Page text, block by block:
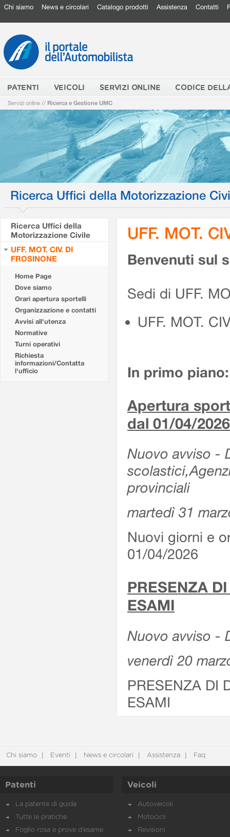
Chi siamo News e circolari Catalogo prodotti Assistenza Contatti
PATENTI VEICOLI SERVIZI ONLINE CODICE
Servizi online // Ricerca e Gestione UMC
Ricerca Uffici della Motorizzazione
Ricerca Uffici della
Motorizzazione Civile
UFF. MOT. CIV. DI
FROSINONE
Home Page
Dove siamo
Orari apertura sportelli
Organizzazione e contatti
Avvisi all'utenza
Normative
Turni operativi
Richiesta
informazioni/Contatta
l'ufficio
UFF. MOT.
Benvenuti sul
Sedi di UFF.
UFF. MOT.
In primo piano:
Apertura
dal 01/04/2026
Nuovo avviso -
provinciali
martedì 31
Nuovi giorni e
01/04/2026
PRESENZA
ESAMI
Nuovo avviso -
venerdì 20
PRESENZA DI
ESAMI
Chi siamo Eventi News e circolari Assistenza Faq
Patenti
La patente di guida
Tutte le pratiche
Foglio rosa e prove d’esame
Veicoli
Autoveicoli
Motocicli
Revisioni